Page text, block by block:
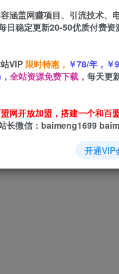
您当
哪个平台一直都是比较
、发布。简单无脑，
涵盖网赚项目、引流技术、
日稳定更新20-50优质付费资
VIP限时特惠， ￥78/年，￥
全站资源免费下载， 每天更
网开放加盟，搭建一个和百
长微信：baimeng1699
开通VIP